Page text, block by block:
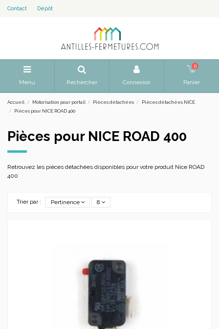
Contact Dépôt
Menu Rechercher Connexion
0
Panier
Accueil Motorisation pour portail Pièces détachées
Pièces détachées NICE
Pièces pour NICE ROAD 400
Pièces pour NICE ROAD 400
Retrouvez les pièces détachées disponibles pour votre produit Nice ROAD
400
Trier par : Pertinence 8